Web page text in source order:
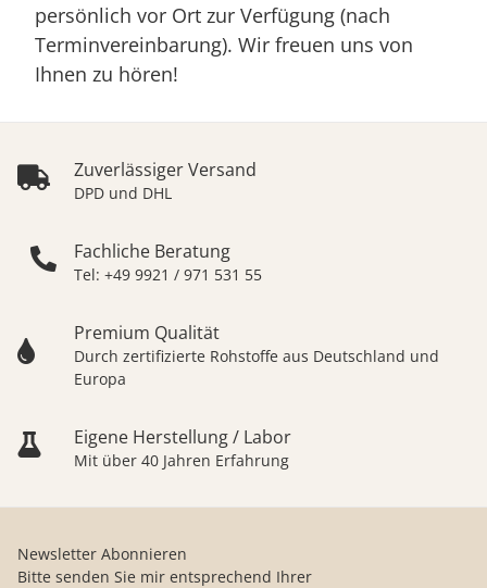
persönlich vor Ort zur Verfügung (nach
Terminvereinbarung). Wir freuen uns von
Ihnen zu hören!
Zuverlässiger Versand
DPD und DHL
Fachliche Beratung
Tel: +49 9921 / 971 531 55
Premium Qualität
Durch zertifizierte Rohstoffe aus Deutschland und
Europa
Eigene Herstellung / Labor
Mit über 40 Jahren Erfahrung
Newsletter Abonnieren
Bitte senden Sie mir entsprechend Ihrer